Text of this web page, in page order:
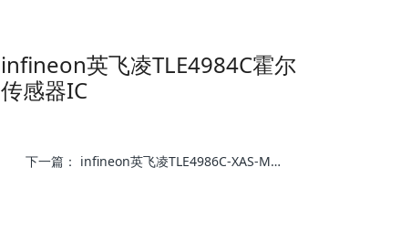
infineon英飞凌TLE4984C霍尔
传感器IC
下一篇： infineon英飞凌TLE4986C-XAS-M47可编程霍尔